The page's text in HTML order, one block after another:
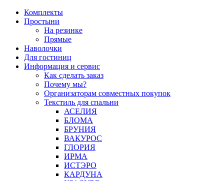
Перейти
содержимому
Комплекты
Простыни
На резинке
Прямые
Наволочки
Для гостиниц
Информация и сервис
Как сделать заказ
Почему мы?
Организаторам совместных покупок
Текстиль для спальни
АСЕЛИЯ
БЛОМА
БРУНИЯ
ВАКУРОС
ГЛОРИЯ
ИРМА
ИСТЭРО
КАРДУНА